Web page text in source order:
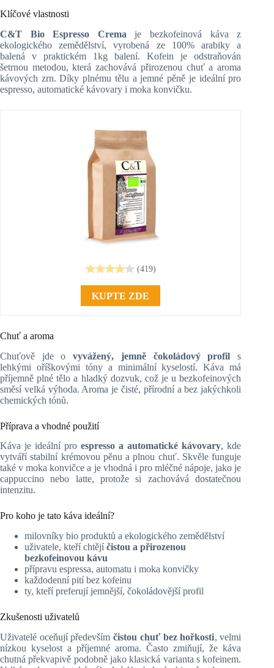
Klíčové vlastnosti
C&T Bio Espresso Crema je bezkofeinová káva z
ekologického zemědělství, vyrobená ze 100% arabiky a
balená v praktickém 1kg balení. Kofein je odstraňován
šetrnou metodou, která zachovává přirozenou chuť a aroma
kávových zrn. Díky plnému tělu a jemné pěně je ideální pro
espresso, automatické kávovary i moka konvičku.
(419)
KUPTE ZDE
Chuť a aroma
Chuťově jde ovyvážený, jemně čokoládový profil s
lehkými oříškovými tóny a minimální kyselostí. Káva má
příjemně plné tělo a hladký dozvuk, což je u bezkofeinových
směsí velká výhoda. Aroma je čisté, přírodní a bez jakýchkoli
chemických tónů.
Příprava a vhodné použití
Káva je ideální proespresso a automatické kávovary, kde
vytváří stabilní krémovou pěnu a plnou chuť. Skvěle funguje
také v moka konvičce a je vhodná i pro mléčné nápoje, jako je
cappuccino nebo latte, protože si zachovává dostatečnou
intenzitu.
Pro koho je tato káva ideální?
milovníky bio produktů a ekologického zemědělství
uživatele, kteří chtějíčistou a přirozenou
bezkofeinovou kávu
přípravu espressa, automatu i moka konvičky
každodenní pití bez kofeinu
ty, kteří preferují jemnější, čokoládovější profil
Zkušenosti uživatelů
Uživatelé oceňují předevšímčistou chuť bez hořkosti, velmi
nízkou kyselost a příjemné aroma. Často zmiňují, že káva
chutná překvapivě podobně jako klasická varianta s kofeinem.